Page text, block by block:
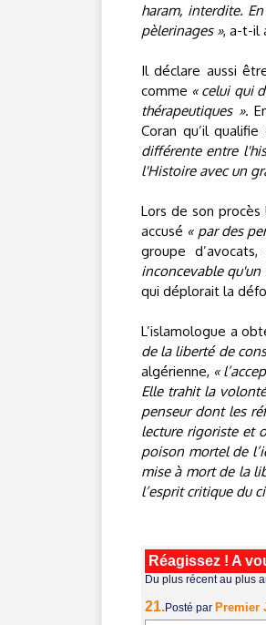
haram, interdite.
pèlerinages », a-t-il
Il déclare aussi
comme « celui qui
thérapeutiques ».
Coran qu’il qualifie
différente entre
l'Histoire avec un
Lors de son
accusé « par des
groupe
inconcevable
qui déplorait la
L’islamologue a
de la liberté de
algérienne, «
Elle trahit la
penseur dont les
lecture rigoriste et
poison mortel de
mise à mort de la
l’esprit critique du
Réagissez ! A
Du plus récent au plus
21.Posté par Premier